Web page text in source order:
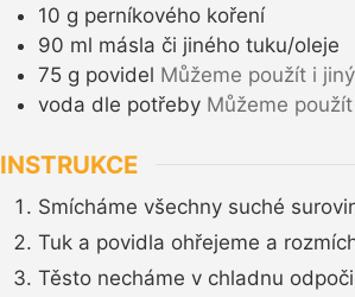
10 g perníkového koření
90 ml másla či jiného tuku/oleje
75 g povidel Můžeme použít i
voda dle potřeby Můžeme
INSTRUKCE
Smícháme všechny suché
Tuk a povidla ohřejeme a
Těsto necháme v chladnu